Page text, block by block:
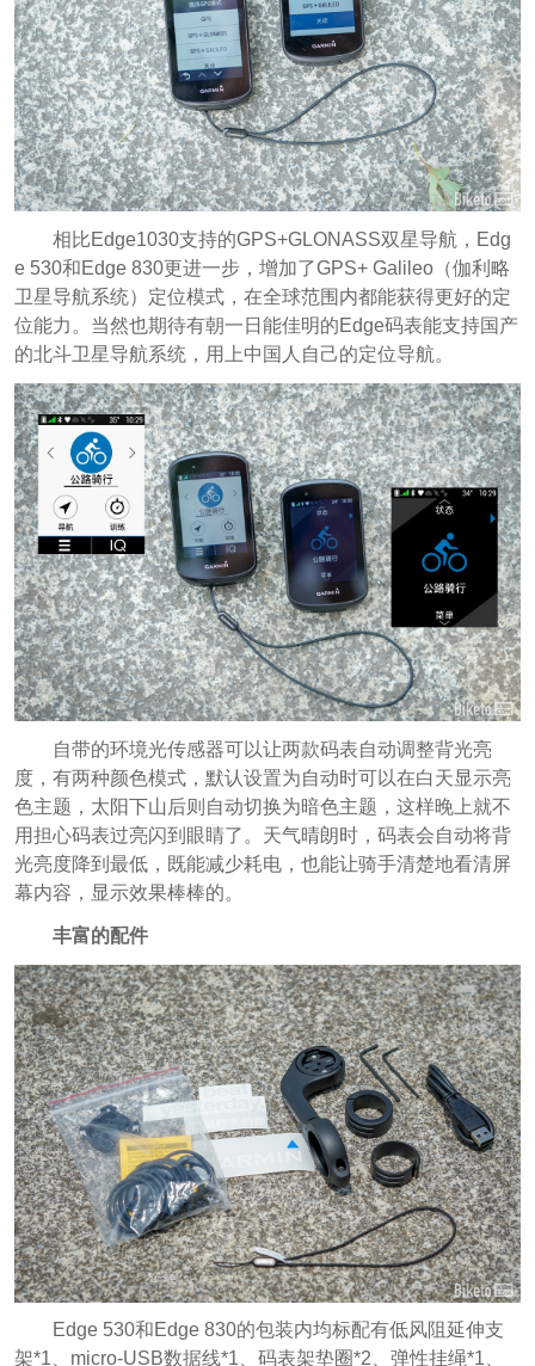
相比Edge1030支持的GPS+GLONASS双星导航，Edg
e 530和Edge 830更进一步，增加了GPS+ Galileo（伽利略
卫星导航系统）定位模式，在全球范围内都能获得更好的定
位能力。当然也期待有朝一日能佳明的Edge码表能支持国产
的北斗卫星导航系统，用上中国人自己的定位导航。
自带的环境光传感器可以让两款码表自动调整背光亮
度，有两种颜色模式，默认设置为自动时可以在白天显示亮
色主题，太阳下山后则自动切换为暗色主题，这样晚上就不
用担心码表过亮闪到眼睛了。天气晴朗时，码表会自动将背
光亮度降到最低，既能减少耗电，也能让骑手清楚地看清屏
幕内容，显示效果棒棒的。
丰富的配件
Edge 530和Edge 830的包装内均标配有低风阻延伸支
架*1、micro-USB数据线*1、码表架垫圈*2、弹性挂绳*1、